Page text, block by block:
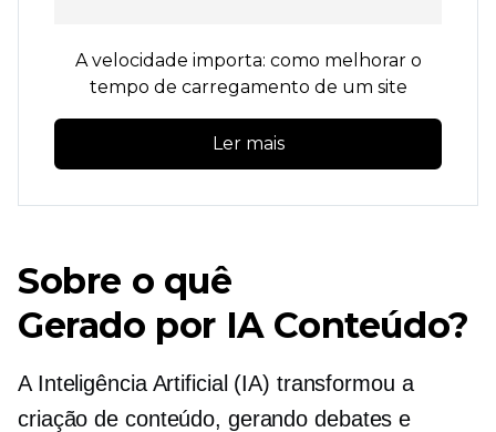
A velocidade importa: como melhorar o
tempo de carregamento de um site
Ler mais
Sobre o quê
Gerado por IAConteúdo?
A Inteligência Artificial (IA) transformou a
criação de conteúdo, gerando debates e